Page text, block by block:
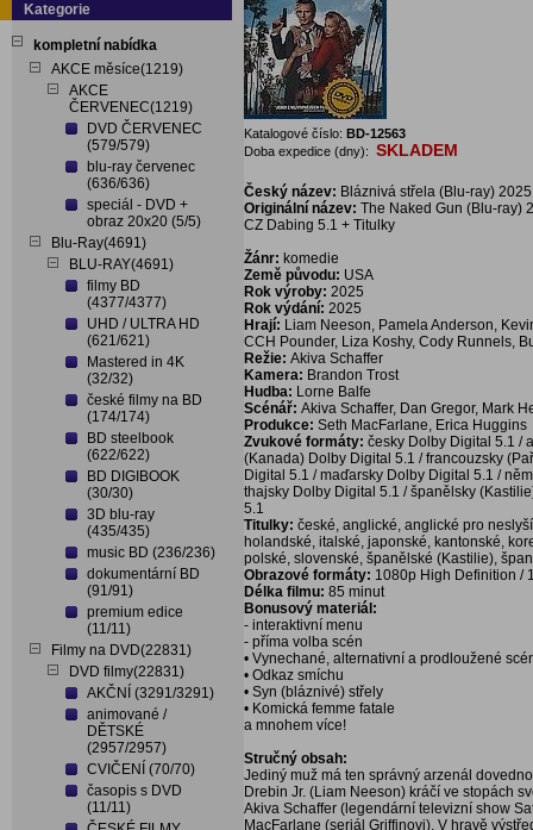
Kategorie
kompletní nabídka
AKCE měsíce(1219)
AKCE
ČERVENEC(1219)
DVD ČERVENEC
(579/579)
blu-ray červenec
(636/636)
speciál - DVD +
obraz 20x20 (5/5)
Blu-Ray(4691)
BLU-RAY(4691)
filmy BD
(4377/4377)
UHD / ULTRA HD
(621/621)
Mastered in 4K
(32/32)
české filmy na BD
(174/174)
BD steelbook
(622/622)
BD DIGIBOOK
(30/30)
3D blu-ray
(435/435)
music BD (236/236)
dokumentární BD
(91/91)
premium edice
(11/11)
Filmy na DVD(22831)
DVD filmy(22831)
AKČNÍ (3291/3291)
animované /
DĚTSKÉ
(2957/2957)
CVIČENÍ (70/70)
časopis s DVD
(11/11)
Katalogové číslo: BD-12563
Doba expedice (dny): SKLADEM
Český název: Bláznivá střela (Blu-ray) 2025
Originální název: The Naked Gun (Blu-ray)
CZ Dabing 5.1 + Titulky
Žánr: komedie
Země původu: USA
Rok výroby: 2025
Rok výdání: 2025
Hrají: Liam Neeson, Pamela Anderson,
CCH Pounder, Liza Koshy, Cody Runnels,
Režie: Akiva Schaffer
Kamera: Brandon Trost
Hudba: Lorne Balfe
Scénář: Akiva Schaffer, Dan Gregor, Mark
Produkce: Seth MacFarlane, Erica Huggins
Zvukové formáty: česky Dolby Digital 5.1 /
(Kanada) Dolby Digital 5.1 / francouzsky
Digital 5.1 / maďarsky Dolby Digital 5.1 /
thajsky Dolby Digital 5.1 / španělsky
5.1
Titulky: české, anglické, anglické pro
holandské, italské, japonské, kantonské,
polské, slovenské, španělské (Kastilie),
Obrazové formáty: 1080p High Definition /
Délka filmu: 85 minut
Bonusový materiál:
- interaktivní menu
- příma volba scén
• Vynechané, alternativní a prodloužené
• Odkaz smíchu
• Syn (bláznivé) střely
• Komická femme fatale
a mnohem více!
Stručný obsah:
Jediný muž má ten správný arzenál
Drebin Jr. (Liam Neeson) kráčí ve stopách
Akiva Schaffer (legendární televizní show
MacFarlane (seriál Griffinovi). V hravě